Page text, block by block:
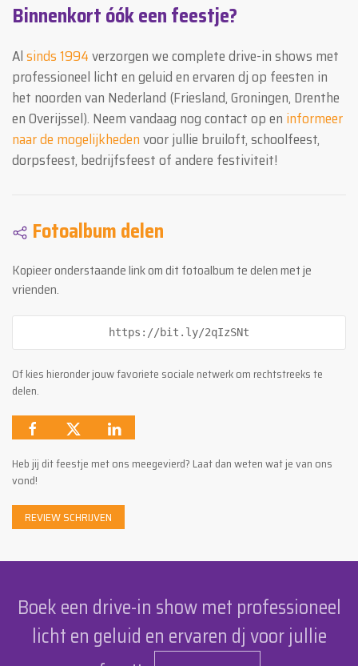
Binnenkort óók een feestje?
Alsinds 1994verzorgen we complete drive-in shows met
professioneel licht en geluid en ervaren dj op feesten in
het noorden van Nederland (Friesland, Groningen, Drenthe
en Overijssel). Neem vandaag nog contact op en informeer
naar de mogelijkhedenvoor jullie bruiloft, schoolfeest,
dorpsfeest, bedrijfsfeest of andere festiviteit!
Fotoalbum delen
Kopieer onderstaande link om dit fotoalbum te delen met je
vrienden.
https://bit.ly/2qIzSNt
Of kies hieronder jouw favoriete sociale netwerk om rechtstreeks te
delen.
Heb jij dit feestje met ons meegevierd? Laat dan weten wat je van ons
vond!
REVIEW SCHRIJVEN
Boek een drive-in show met professioneel
licht en geluid en ervaren dj voor jullie